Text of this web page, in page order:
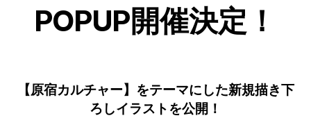
POPUP開催決定！
【原宿カルチャー】をテーマにした新規描き下
ろしイラストを公開！